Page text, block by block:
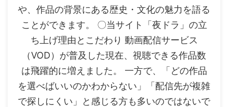
や、作品の背景にある歴史・文化の魅力を語る
ことができます。 〇当サイト「夜ドラ」の立
ち上げ理由とこだわり 動画配信サービス
（VOD）が普及した現在、視聴できる作品数
は飛躍的に増えました。 一方で、「どの作品
を選べばいいのかわからない」「配信先が複雑
で探しにくい」と感じる方も多いのではないで